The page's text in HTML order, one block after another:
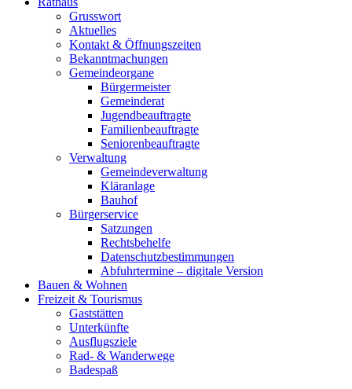
Grusswort
Aktuelles
Kontakt & Öffnungszeiten
Bekanntmachungen
Gemeindeorgane
Bürgermeister
Gemeinderat
Jugendbeauftragte
Familienbeauftragte
Seniorenbeauftragte
Verwaltung
Gemeindeverwaltung
Kläranlage
Bauhof
Bürgerservice
Satzungen
Rechtsbehelfe
Datenschutzbestimmungen
Abfuhrtermine – digitale Version
Bauen & Wohnen
Freizeit & Tourismus
Gaststätten
Unterkünfte
Ausflugsziele
Rad- & Wanderwege
Badespaß